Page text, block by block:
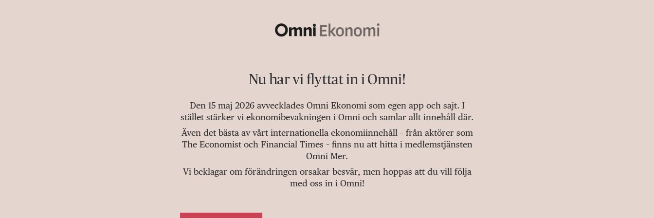
Nu har vi flyttat in i Omni!
Den 15 maj 2026 avvecklades Omni Ekonomi som egen app och sajt. I
stället stärker vi ekonomibevakningen i Omni och samlar allt innehåll där.
Även det bästa av vårt internationella ekonomiinnehåll – från aktörer som
The Economist och Financial Times – finns nu att hitta i medlemstjänsten
Omni Mer.
Vi beklagar om förändringen orsakar besvär, men hoppas att du vill följa
med oss in i Omni!